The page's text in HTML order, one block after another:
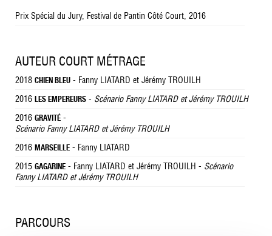
Prix Spécial du Jury, Festival de Pantin Côté Court, 2016
AUTEUR COURT MÉTRAGE
2018 CHIEN BLEU - Fanny LIATARD et Jérémy TROUILH
2016 LES EMPEREURS - Scénario Fanny LIATARD et Jérémy TROUILH
2016 GRAVITÉ -
Scénario Fanny LIATARD et Jérémy TROUILH
2016 MARSEILLE - Fanny LIATARD
2015 GAGARINE - Fanny LIATARD et Jérémy TROUILH - Scénario
Fanny LIATARD et Jérémy TROUILH
PARCOURS